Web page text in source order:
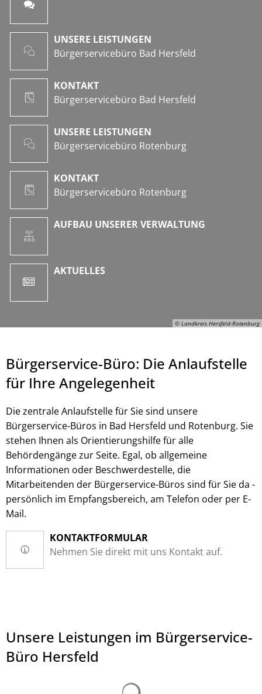
© Landkreis Hersfeld-Rotenburg
© Landkreis Hersfeld-Rotenburg
UNSERE LEISTUNGEN
Bürgerservicebüro Bad Hersfeld
KONTAKT
Bürgerservicebüro Bad Hersfeld
UNSERE LEISTUNGEN
Bürgerservicebüro Rotenburg
KONTAKT
Bürgerservicebüro Rotenburg
AUFBAU UNSERER VERWALTUNG
AKTUELLES
Bürgerservice-Büro: Die Anlaufstelle
für Ihre Angelegenheit
Die zentrale Anlaufstelle für Sie sind unsere
Bürgerservice-Büros in Bad Hersfeld und Rotenburg. Sie
stehen Ihnen als Orientierungshilfe für alle
Behördengänge zur Seite. Egal, ob allgemeine
Informationen oder Beschwerdestelle, die
Mitarbeitenden der Bürgerservice-Büros sind für Sie da -
persönlich im Empfangsbereich, am Telefon oder per E-
Mail.
KONTAKTFORMULAR
Nehmen Sie direkt mit uns Kontakt auf.
Unsere Leistungen im Bürgerservice-
Büro Hersfeld